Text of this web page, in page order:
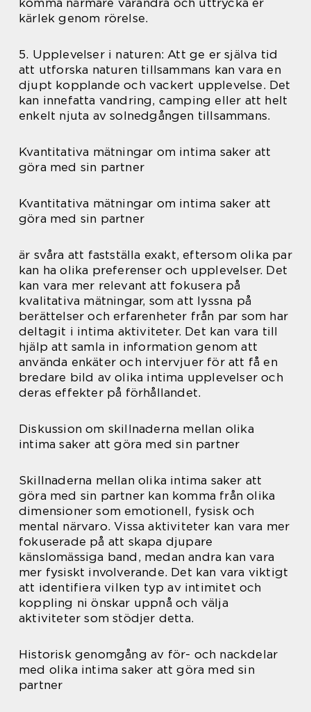
kärlek genom rörelse.
5. Upplevelser i naturen: Att ge er själva tid
att utforska naturen tillsammans kan vara en
djupt kopplande och vackert upplevelse. Det
kan innefatta vandring, camping eller att helt
enkelt njuta av solnedgången tillsammans.
Kvantitativa mätningar om intima saker att
göra med sin partner
Kvantitativa mätningar om intima saker att
göra med sin partner
är svåra att fastställa exakt, eftersom olika par
kan ha olika preferenser och upplevelser. Det
kan vara mer relevant att fokusera på
kvalitativa mätningar, som att lyssna på
berättelser och erfarenheter från par som har
deltagit i intima aktiviteter. Det kan vara till
hjälp att samla in information genom att
använda enkäter och intervjuer för att få en
bredare bild av olika intima upplevelser och
deras effekter på förhållandet.
Diskussion om skillnaderna mellan olika
intima saker att göra med sin partner
Skillnaderna mellan olika intima saker att
göra med sin partner kan komma från olika
dimensioner som emotionell, fysisk och
mental närvaro. Vissa aktiviteter kan vara mer
fokuserade på att skapa djupare
känslomässiga band, medan andra kan vara
mer fysiskt involverande. Det kan vara viktigt
att identifiera vilken typ av intimitet och
koppling ni önskar uppnå och välja
aktiviteter som stödjer detta.
Historisk genomgång av för- och nackdelar
med olika intima saker att göra med sin
partner